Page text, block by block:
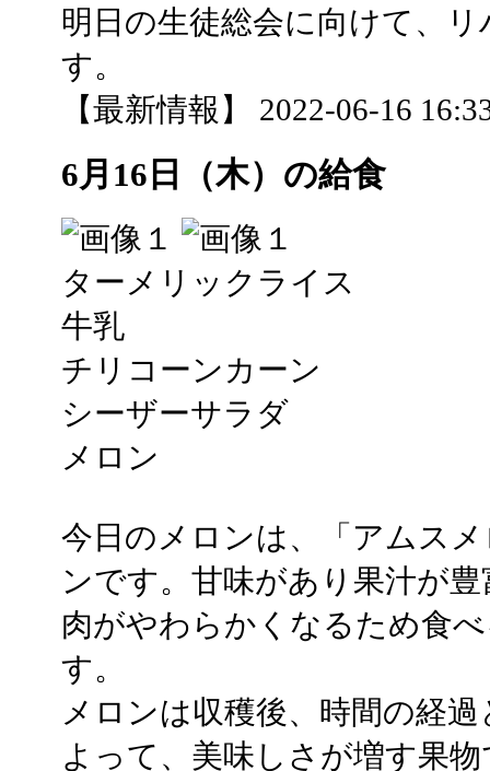
明日の生徒総会に向けて、
す。
【最新情報】 2022-06-16
6月16日（木）の給食
ターメリックライス
牛乳
チリコーンカーン
シーザーサラダ
メロン
今日のメロンは、「アムス
ンです。甘味があり果汁が
肉がやわらかくなるため食
す。
メロンは収穫後、時間の経
よって、美味しさが増す果